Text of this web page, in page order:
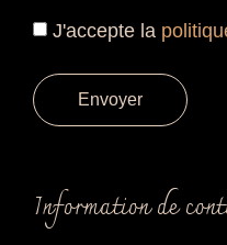
J'accepte la
Envoyer
Information de